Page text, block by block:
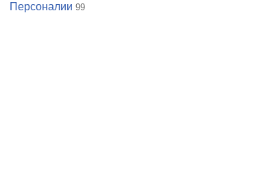
Персоналии 99